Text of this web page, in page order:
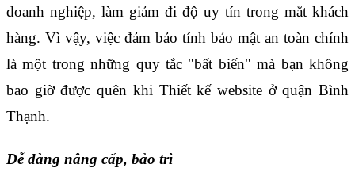
doanh nghiệp, làm giảm đi độ uy tín trong mắt khách
hàng. Vì vậy, việc đảm bảo tính bảo mật an toàn chính
là một trong những quy tắc "bất biến" mà bạn không
bao giờ được quên khi Thiết kế website ở quận Bình
Thạnh.
Dễ dàng nâng cấp, bảo trì